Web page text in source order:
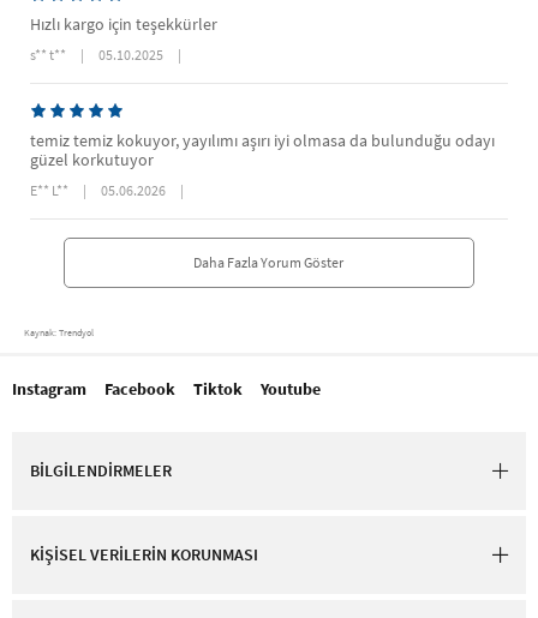
Hızlı kargo için teşekkürler
s** t** | 05.10.2025 |
temiz temiz kokuyor, yayılımı aşırı iyi olmasa da bulunduğu odayı
güzel korkutuyor
E** L** | 05.06.2026 |
Daha Fazla Yorum Göster
Kaynak: Trendyol
Instagram Facebook Tiktok Youtube
BİLGİLENDİRMELER
KİŞİSEL VERİLERİN KORUNMASI